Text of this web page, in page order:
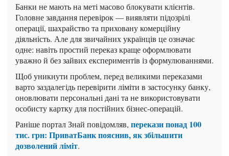
Банки не мають на меті масово блокувати клієнтів.
Головне завдання перевірок — виявляти підозрілі
операції, шахрайство та приховану комерційну
діяльність. Але для звичайних українців це означає
одне: навіть простий переказ краще оформлювати
уважно й без зайвих експериментів із формулюваннями.
Щоб уникнути проблем, перед великими переказами
варто заздалегідь перевірити ліміти в застосунку банку,
оновлювати персональні дані та не використовувати
особисту картку для постійних бізнес-операцій.
Раніше портал Знай повідомляв, перекази понад 100
тис. грн: ПриватБанк пояснив, як збільшити
дозволений ліміт.